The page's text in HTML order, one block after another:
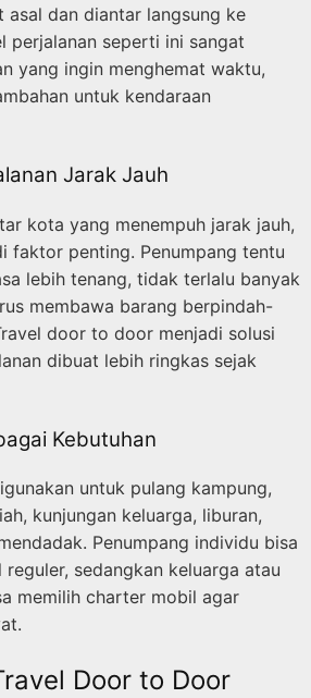
asal dan diantar langsung ke
perjalanan seperti ini sangat
yang ingin menghemat waktu,
untuk kendaraan
Jarak Jauh
kota yang menempuh jarak jauh,
faktor penting. Penumpang tentu
lebih tenang, tidak terlalu banyak
membawa barang berpindah-
door to door menjadi solusi
dibuat lebih ringkas sejak
Kebutuhan
untuk pulang kampung,
kunjungan keluarga, liburan,
Penumpang individu bisa
sedangkan keluarga atau
memilih charter mobil agar
Door to Door